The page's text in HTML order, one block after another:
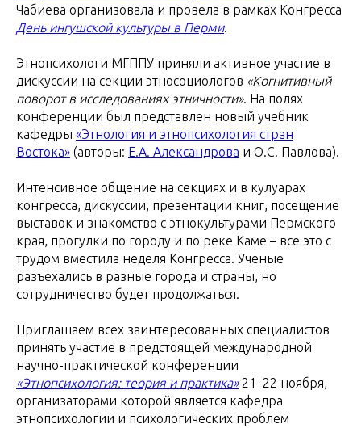
Чабиева организовала и провела в рамках Конгресса
День ингушской культуры в Перми.
Этнопсихологи МГППУ приняли активное участие в
дискуссии на секции этносоциологов «Когнитивный
поворот в исследованиях этничности». На полях
конференции был представлен новый учебник
кафедры «Этнология и этнопсихология стран
Востока» (авторы: Е.А. Александрова и О.С. Павлова).
Интенсивное общение на секциях и в кулуарах
конгресса, дискуссии, презентации книг, посещение
выставок и знакомство с этнокультурами Пермского
края, прогулки по городу и по реке Каме – все это с
трудом вместила неделя Конгресса. Ученые
разъехались в разные города и страны, но
сотрудничество будет продолжаться.
Приглашаем всех заинтересованных специалистов
принять участие в предстоящей международной
научно-практической конференции
«Этнопсихология: теория и практика»21–22 ноября,
организаторами которой является кафедра
этнопсихологии и психологических проблем